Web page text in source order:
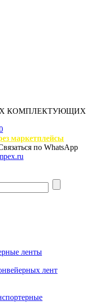
КОМПЛЕКТУЮЩИХ
маркетплейсы
ленты
лент